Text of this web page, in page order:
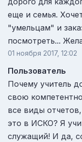
еще и семья.
"умельцам" и
посмотреть...
01 ноября 2017, 12:02
Пользователь
Почему учитель
свою
все виды
это в ИСКО? Я
служащий! И да,